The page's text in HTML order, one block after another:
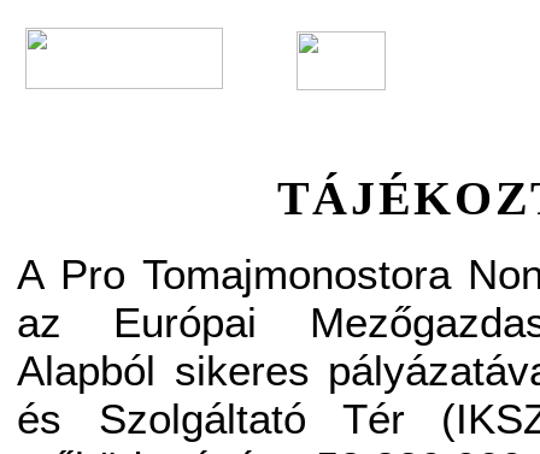
A Pro Tomajmonostora
az Európai
Alapból sikeres
és Szolgáltató Tér